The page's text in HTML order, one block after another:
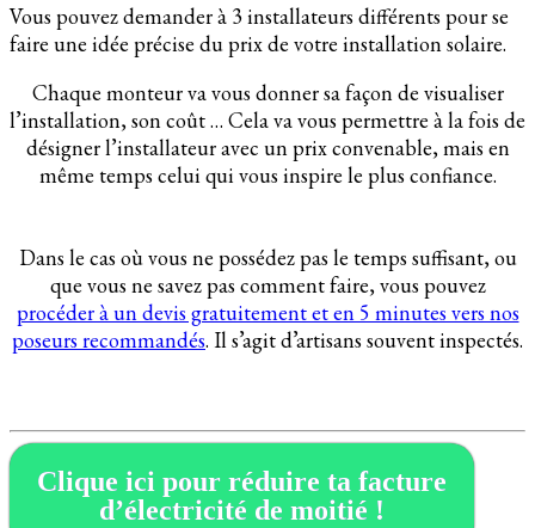
Vous pouvez demander à 3 installateurs différents pour se
faire une idée précise du prix de votre installation solaire.
Chaque monteur va vous donner sa façon de visualiser
l’installation, son coût … Cela va vous permettre à la fois de
désigner l’installateur avec un prix convenable, mais en
même temps celui qui vous inspire le plus confiance.
Dans le cas où vous ne possédez pas le temps suffisant, ou
que vous ne savez pas comment faire, vous pouvez
procéder à un devis gratuitement et en 5 minutes vers nos
poseurs recommandés. Il s’agit d’artisans souvent inspectés.
Clique ici pour réduire ta facture
d’électricité de moitié !